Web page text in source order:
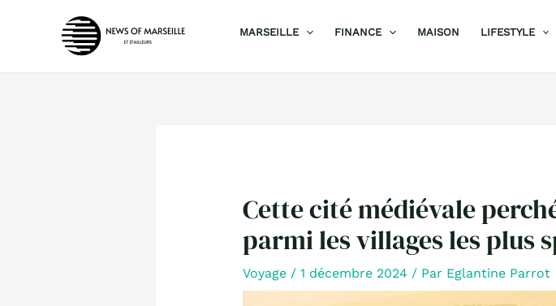
MARSEILLE FINANCE MAISON LIFESTYLE
Cette cité médiévale
parmi les villages les plus
Voyage/ 1 décembre 2024 / Par Eglantine Parrot